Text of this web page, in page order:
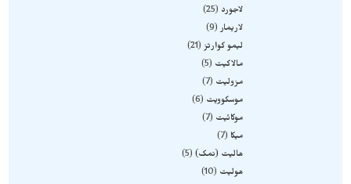
لاجورد
25
لاریمار 9
لیمو کوارتز 21
مالاکیت
5
مزولیت
7
موسکوویت
6
موکائیت
7
میکا
7
هالیت (نمک) 5
هولیت
10